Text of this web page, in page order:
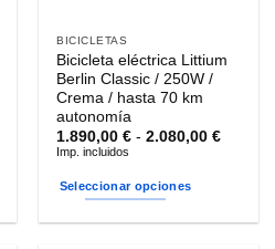
€
BICICLETAS
Bicicleta eléctrica Littium
Berlin Classic / 250W /
Crema / hasta 70 km
autonomía
1.890,00€ - 2.080,00€Rango
Imp. incluidos
Seleccionar opciones